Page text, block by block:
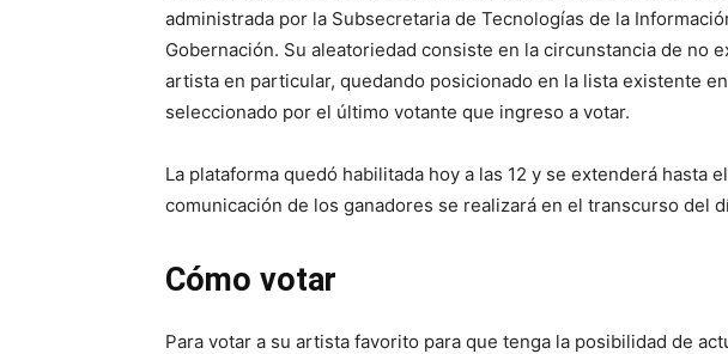
administrada por la Subsecretaria de Tecnologías de la
Gobernación. Su aleatoriedad consiste en la circunstancia de no
artista en particular, quedando posicionado en la lista existente
seleccionado por el último votante que ingreso a votar.
La plataforma quedó habilitada hoy a las 12 y se extenderá hasta
comunicación de los ganadores se realizará en el transcurso del
Cómo votar
Para votar a su artista favorito para que tenga la posibilidad de